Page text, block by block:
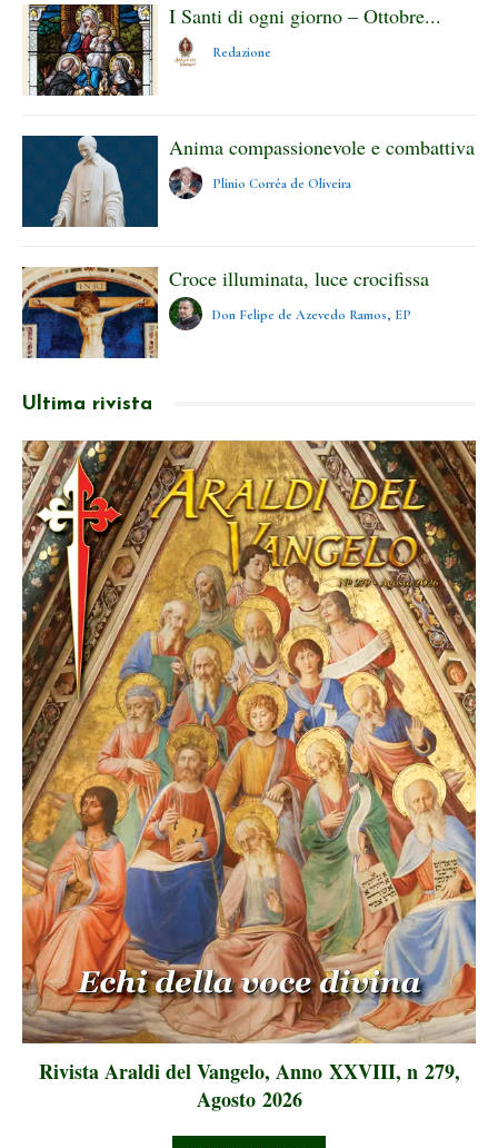
I Santi di ogni giorno – Ottobre...
Redazione
Anima compassionevole e combattiva
Plinio Corrêa de Oliveira
Croce illuminata, luce crocifissa
Don Felipe de Azevedo Ramos, EP
Ultima rivista
Rivista Araldi del Vangelo, Anno XXVIII, n 279,
Agosto 2026